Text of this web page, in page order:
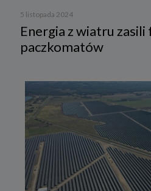
5 listopada 2024
Energia z wiatru
paczkomatów